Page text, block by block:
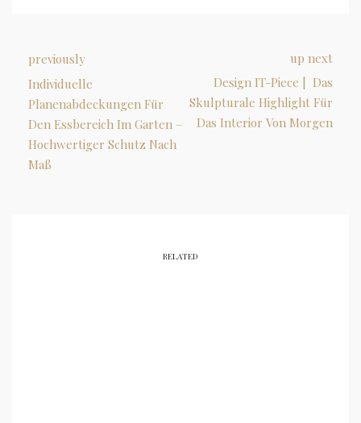
previously
Individuelle
Planenabdeckungen Für
Den Essbereich Im Garten –
Hochwertiger Schutz Nach
Maß
up next
Design IT-Piece | Das
Skulpturale Highlight Für
Das Interior Von Morgen
RELATED